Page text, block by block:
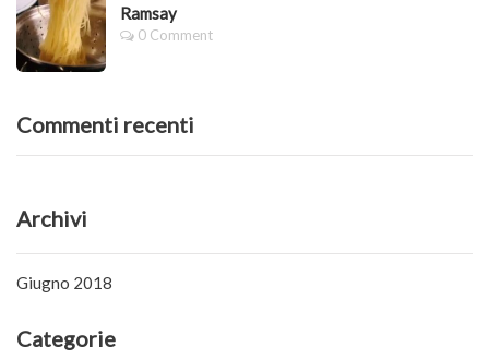
Ramsay
0 Comment
Commenti recenti
Archivi
Giugno 2018
Categorie